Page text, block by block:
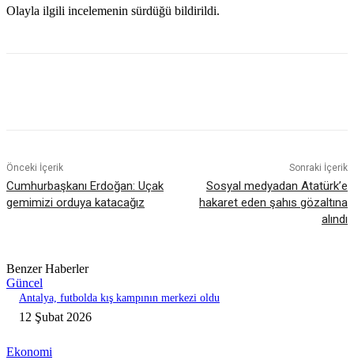
Olayla ilgili incelemenin sürdüğü bildirildi.
Önceki İçerik
Cumhurbaşkanı Erdoğan: Uçak
gemimizi orduya katacağız
Sonraki İçerik
Sosyal medyadan Atatürk’e
hakaret eden şahıs gözaltına
alındı
Benzer Haberler
Güncel
Antalya, futbolda kış kampının merkezi oldu
12 Şubat 2026
Ekonomi